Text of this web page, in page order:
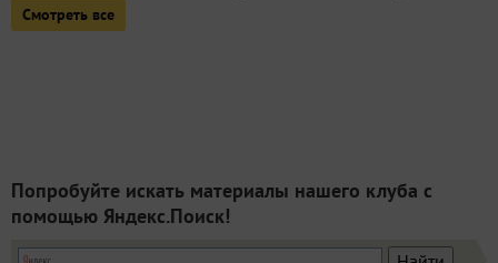
Смотреть все
Попробуйте искать материалы нашего клуба с
помощью Яндекс.Поиск!